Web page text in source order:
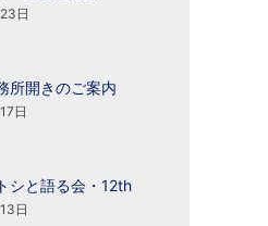
日
所開きのご案内
日
シと語る会・12th
日